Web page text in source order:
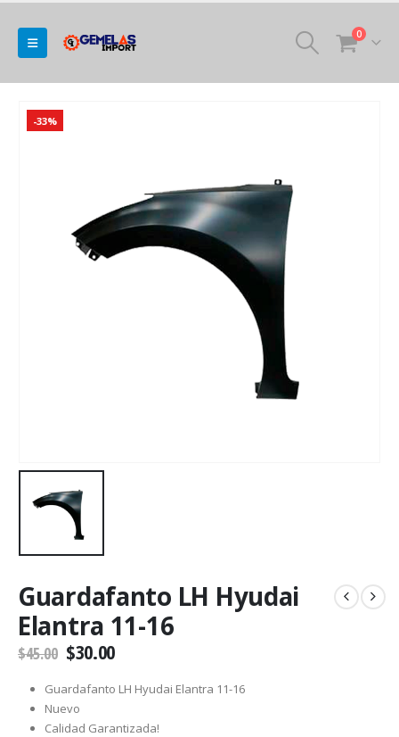
0
-33%
Guardafanto LH Hyudai
Elantra 11-16
$45.00 $30.00
Guardafanto LH Hyudai Elantra 11-16
Nuevo
Calidad Garantizada!